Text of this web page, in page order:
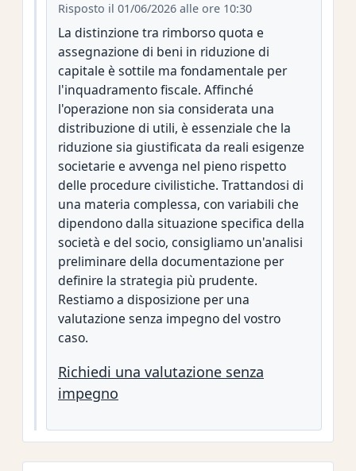
Risposto il 01/06/2026 alle ore 10:30
La distinzione tra rimborso quota e
assegnazione di beni in riduzione di
capitale è sottile ma fondamentale per
l'inquadramento fiscale. Affinché
l'operazione non sia considerata una
distribuzione di utili, è essenziale che la
riduzione sia giustificata da reali esigenze
societarie e avvenga nel pieno rispetto
delle procedure civilistiche. Trattandosi di
una materia complessa, con variabili che
dipendono dalla situazione specifica della
società e del socio, consigliamo un'analisi
preliminare della documentazione per
definire la strategia più prudente.
Restiamo a disposizione per una
valutazione senza impegno del vostro
caso.
Richiedi una valutazione senza
impegno